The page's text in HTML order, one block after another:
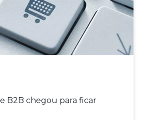
B2B chegou para ficar